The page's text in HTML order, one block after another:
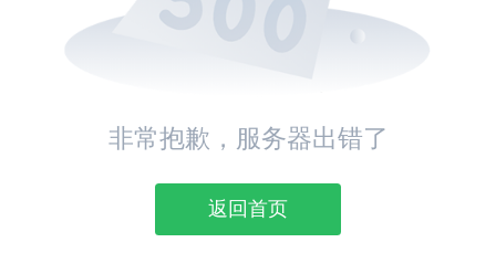
非常抱歉，服务器出错了
返回首页